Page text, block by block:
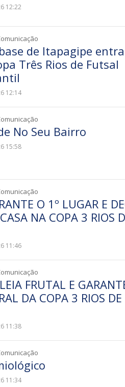
12:22
de Itapagipe
Três Rios de Futsal
12:14
No Seu Bairro
15:58
O 1º LUGAR E
NA COPA 3 RIOS
11:46
FRUTAL E
DA COPA 3 RIOS
11:38
11:34